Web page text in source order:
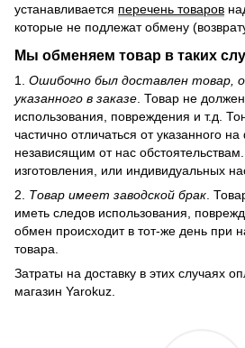
устанавливается перечень товаров
которые не подлежат обмену
Мы обменяем товар в таких
1. Ошибочно был доставлен товар,
указанного в заказе. Товар не
использования, повреждения и т.д.
частично отличаться от указанного
независящим от нас
изготовления, или индивидуальных
2. Товар имеет заводской брак.
иметь следов использования,
обмен происходит в тот-же день при
товара.
Затраты на доставку в этих случаях
магазин Yarokuz.